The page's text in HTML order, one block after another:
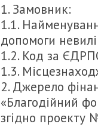
1. Замовник:
1.1.
допомоги
1.2. Код за
1.3.
2. Джерело
«Благодійний
згідно